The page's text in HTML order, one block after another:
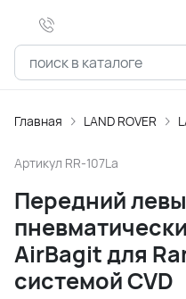
Главная LAND ROVER
Артикул RR-107La
Передний
AirBagit для
системой CVD